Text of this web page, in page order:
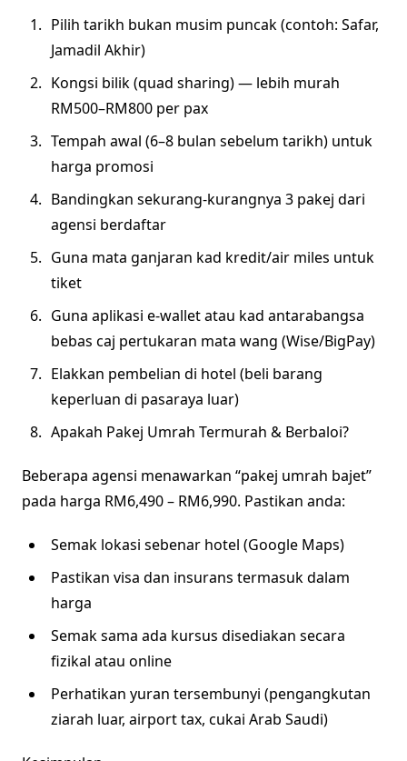
Pilih tarikh bukan musim puncak (contoh: Safar,
Jamadil Akhir)
Kongsi bilik (quad sharing) — lebih murah
RM500–RM800 per pax
Tempah awal (6–8 bulan sebelum tarikh) untuk
harga promosi
Bandingkan sekurang-kurangnya 3 pakej dari
agensi berdaftar
Guna mata ganjaran kad kredit/air miles untuk
tiket
Guna aplikasi e-wallet atau kad antarabangsa
bebas caj pertukaran mata wang (Wise/BigPay)
Elakkan pembelian di hotel (beli barang
keperluan di pasaraya luar)
Apakah Pakej Umrah Termurah & Berbaloi?
Beberapa agensi menawarkan “pakej umrah bajet”
pada harga RM6,490 – RM6,990. Pastikan anda:
Semak lokasi sebenar hotel (Google Maps)
Pastikan visa dan insurans termasuk dalam
harga
Semak sama ada kursus disediakan secara
fizikal atau online
Perhatikan yuran tersembunyi (pengangkutan
ziarah luar, airport tax, cukai Arab Saudi)